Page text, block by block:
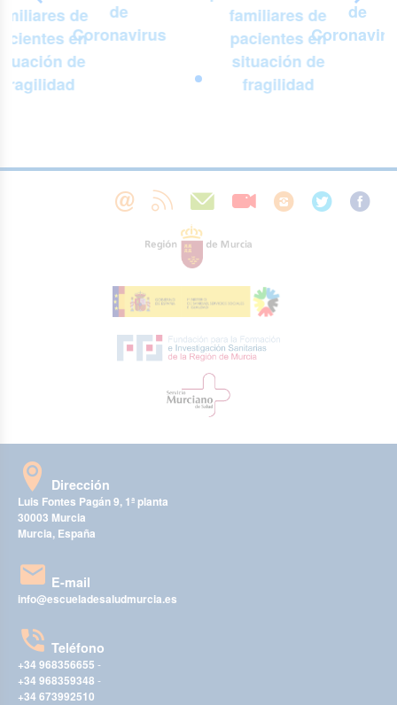
de
en
de
fragilidad
de
Coronavirus
familiares de
pacientes en
situación de
fragilidad
de
Dirección
Luis Fontes Pagán 9, 1ª planta
30003 Murcia
Murcia, España
E-mail
info@escueladesaludmurcia.es
Teléfono
+34 968356655 -
+34 968359348 -
+34 673992510